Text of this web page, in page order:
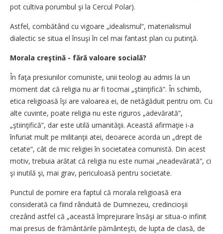
pot cultiva porumbul şi la Cercul Polar).
Astfel, combătând cu vigoare „idealismul“, materialismul
dialectic se situa el însuşi în cel mai fantast plan cu putinţă.
Morala creştină - fără valoare socială?
În faţa presiunilor comuniste, unii teologi au admis la un
moment dat că religia nu ar fi tocmai „ştiinţifică“. În schimb,
etica religioasă îşi are valoarea ei, de netăgăduit pentru om. Cu
alte cuvinte, poate religia nu este riguros „adevărată“,
„ştiinţifică“, dar este utilă umanităţii. Această afirmaţie i-a
înfuriat mult pe militanţii atei, deoarece acorda un „drept de
cetate“, cât de mic religiei în societatea comunistă. Din acest
motiv, trebuia arătat că religia nu este numai „neadevărată“, ci
şi inutilă şi, mai grav, periculoasă pentru societate.
Punctul de pornire era faptul că morala religioasă era
considerată ca fiind rânduită de Dumnezeu, credincioşii
crezând astfel că „această împrejurare însăşi ar situa-o infinit
mai presus de frământările pământeşti, de lupta de clasă, de